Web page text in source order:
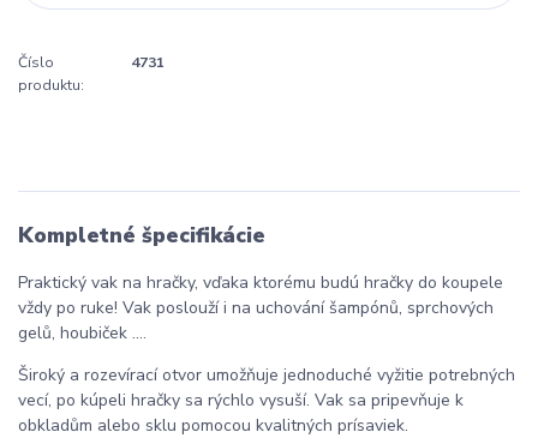
Číslo
produktu:
4731
Kompletné špecifikácie
Praktický vak na hračky, vďaka ktorému budú hračky do koupele
vždy po ruke! Vak poslouží i na uchování šampónů, sprchových
gelů, houbiček ....
Široký a rozevírací otvor umožňuje jednoduché vyžitie potrebných
vecí, po kúpeli hračky sa rýchlo vysuší. Vak sa pripevňuje k
obkladům alebo sklu pomocou kvalitných prísaviek.